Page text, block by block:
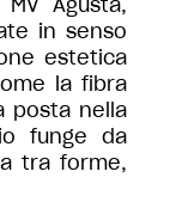
in senso
estetica
la fibra
posta nella
funge da
tra forme,